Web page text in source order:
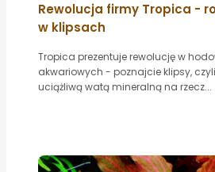
Rewolucja firmy Tropica -
w klipsach
Tropica prezentuje rewolucję w
akwariowych - poznajcie klipsy,
uciążliwą watą mineralną na rzecz...